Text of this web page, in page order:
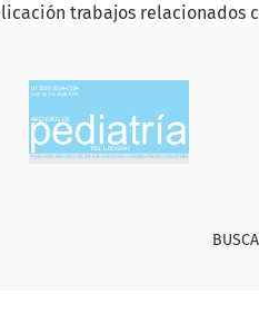
trabajos relacionados
durante la pandemia